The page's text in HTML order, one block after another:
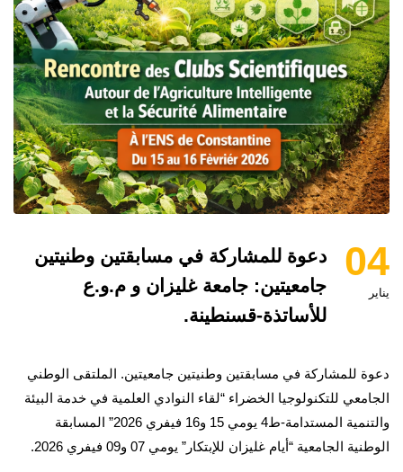
04
يناير
دعوة للمشاركة في مسابقتين وطنيتين
جامعيتين: جامعة غليزان و م.و.ع
للأساتذة-قسنطينة.
دعوة للمشاركة في مسابقتين وطنيتين جامعيتين. الملتقى الوطني
الجامعي للتكنولوجيا الخضراء “لقاء النوادي العلمية في خدمة البيئة
والتنمية المستدامة-ط4 يومي 15 و16 فيفري 2026” المسابقة
الوطنية الجامعية “أيام غليزان للإبتكار” يومي 07 و09 فيفري 2026.